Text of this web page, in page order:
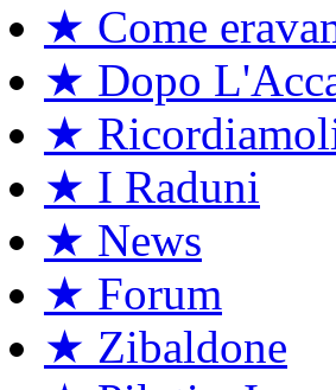
★ Come
★ Dopo
★
★ I Raduni
★ News
★ Forum
★ Zibaldone